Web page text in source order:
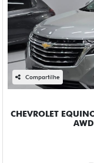
58.000 km